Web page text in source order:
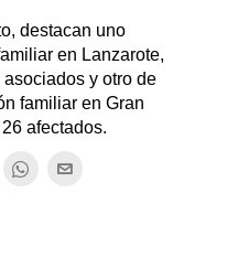
destacan uno
en Lanzarote,
y otro de
familiar en Gran
afectados.